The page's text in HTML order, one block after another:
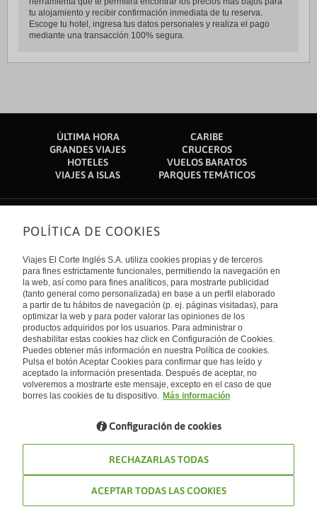
tu alojamiento y recibir confirmación inmediata de tu reserva.
Escoge tu hotel, ingresa tus datos personales y realiza el pago
mediante una transacción 100% segura.
ÚLTIMA HORA
CARIBE
GRANDES VIAJES
CRUCEROS
HOTELES
VUELOS BARATOS
VIAJES A ISLAS
PARQUES TEMÁTICOS
Sobre nosotros
Quiénes somos
Financiación
Sostenibilidad
Turismo accesible
Tarjeta El Corte Inglés
Trabaja con nosotros
El Corte Inglés
Canal Ético
Enlaces de interés
Guías de viaje
Catálogos
Auto check-in
Condiciones Generales
Política de privacidad
Política de cookies
Accesibilidad
Empresas/ Grupos
Internacional
España
Visita nuestro blog
Blog de Viajes el Corte inglés
POLÍTICA DE COOKIES
Viajes El Corte Inglés S.A. utiliza cookies propias y de terceros
para fines estrictamente funcionales, permitiendo la navegación en
la web, así como para fines analíticos, para mostrarte publicidad
(tanto general como personalizada) en base a un perfil elaborado
a partir de tu hábitos de navegación (p. ej. páginas visitadas), para
optimizar la web y para poder valorar las opiniones de los
productos adquiridos por los usuarios. Para administrar o
deshabilitar estas cookies haz click en Configuración de Cookies.
Puedes obtener más información en nuestra Política de cookies.
Pulsa el botón Aceptar Cookies para confirmar que has leído y
aceptado la información presentada. Después de aceptar, no
volveremos a mostrarte este mensaje, excepto en el caso de que
borres las cookies de tu dispositivo. Más información
Configuración de cookies
RECHAZARLAS TODAS
ACEPTAR TODAS LAS COOKIES